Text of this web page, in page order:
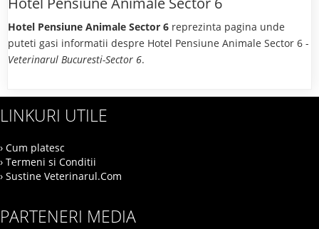
Hotel Pensiune Animale Sector 6 reprezinta pagina unde
puteti gasi informatii despre Hotel Pensiune Animale Sector 6 -
Veterinarul Bucuresti-Sector 6.
LINKURI UTILE
› Cum platesc
› Termeni si Conditii
› Sustine Veterinarul.Com
PARTENERI MEDIA